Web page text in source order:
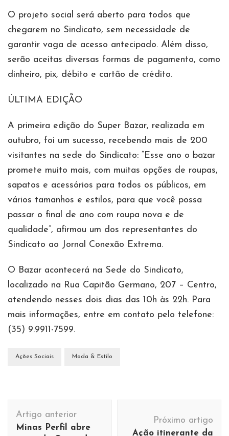
O projeto social será aberto para todos que
chegarem no Sindicato, sem necessidade de
garantir vaga de acesso antecipado. Além disso,
serão aceitas diversas formas de pagamento, como
dinheiro, pix, débito e cartão de crédito.
ÚLTIMA EDIÇÃO
A primeira edição do Super Bazar, realizada em
outubro, foi um sucesso, recebendo mais de 200
visitantes na sede do Sindicato: “Esse ano o bazar
promete muito mais, com muitas opções de roupas,
sapatos e acessórios para todos os públicos, em
vários tamanhos e estilos, para que você possa
passar o final de ano com roupa nova e de
qualidade”, afirmou um dos representantes do
Sindicato ao Jornal Conexão Extrema.
O Bazar acontecerá na Sede do Sindicato,
localizado na Rua Capitão Germano, 207 – Centro,
atendendo nesses dois dias das 10h às 22h. Para
mais informações, entre em contato pelo telefone:
(35) 9.9911-7599.
Ações Sociais Moda & Estilo
Navegação
de
Artigo anterior
Minas Perfil abre
Próximo artigo
Ação itinerante da